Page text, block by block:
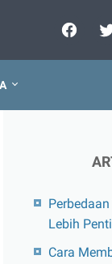
Lebih
Cara